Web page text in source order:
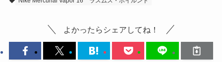
よかったらシェアしてね！